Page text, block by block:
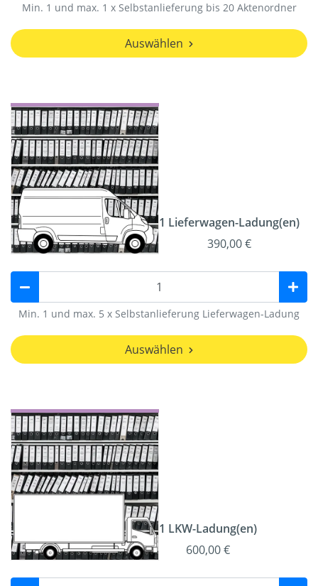
Min. 1 und max. 1 x Selbstanlieferung bis 20 Aktenordner
Auswählen
1 Lieferwagen-Ladung(en)
390,00 €
Min. 1 und max. 5 x Selbstanlieferung Lieferwagen-Ladung
Auswählen
1 LKW-Ladung(en)
600,00 €